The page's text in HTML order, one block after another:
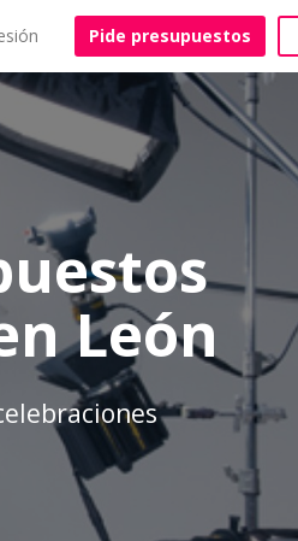
Pide presupuestos
León